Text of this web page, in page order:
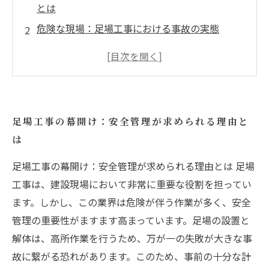
とは
危険な現場：足場工事における事故の実態
安全対策の実践：効果的な管理方法を探る
足場工事における教訓：安全管理の重要性を再
足場工事の幕開け：安全管理が求められる理由と
は
足場工事の幕開け：安全管理が求められる理由とは 足場
工事は、建設現場において非常に重要な役割を担ってい
ます。しかし、この業界は危険が伴う作業が多く、安全
管理の重要性がますます高まっています。足場の設置と
解体は、高所作業を行うため、万が一の失敗が大きな事
故に繋がる恐れがあります。このため、事前の十分な計